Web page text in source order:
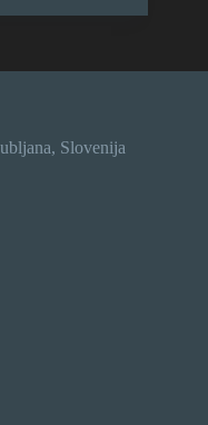
Slovenija